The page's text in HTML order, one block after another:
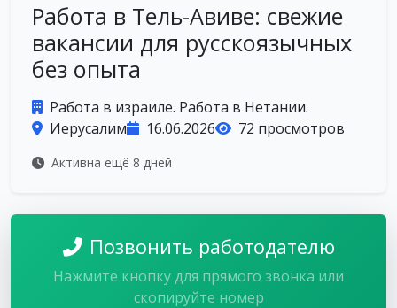
Работа в Тель-Авиве: свежие
вакансии для русскоязычных
без опыта
Работа в израиле. Работа в Нетании.
Иерусалим
16.06.2026 72 просмотров
Активна ещё 8 дней
Позвонить работодателю
Нажмите кнопку для прямого звонка или
скопируйте номер